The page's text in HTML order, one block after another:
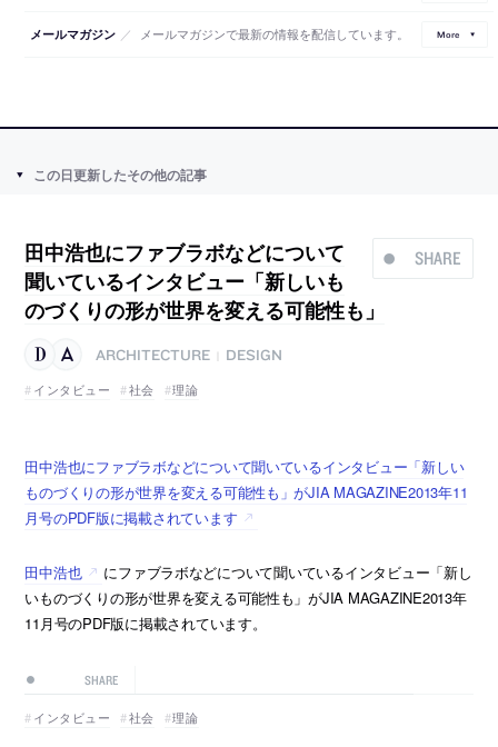
メールマガジン ／ メールマガジンで最新の情報を配信しています。 More
この日更新したその他の記事
SHARE
田中浩也にファブラボなどについて
聞いているインタビュー「新しいも
のづくりの形が世界を変える可能性も」
ARCHITECTURE
DESIGN
インタビュー
社会 理論
田中浩也にファブラボなどについて聞いているインタビュー「新しい
ものづくりの形が世界を変える可能性も」がJIA MAGAZINE2013年11
月号のPDF版に掲載されています
田中浩也
にファブラボなどについて聞いているインタビュー「新し
いものづくりの形が世界を変える可能性も」がJIA MAGAZINE2013年
11月号のPDF版に掲載されています。
SHARE
インタビュー 社会 理論